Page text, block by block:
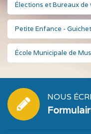
Élections et Bureaux de
Petite Enfance -
École Municipale de
NOUS